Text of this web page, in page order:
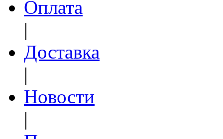
Оплата
|
Доставка
|
Новости
|